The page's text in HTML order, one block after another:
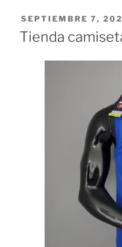
PUBLICADO
EL
SEPTIEMBRE 7,
Tienda